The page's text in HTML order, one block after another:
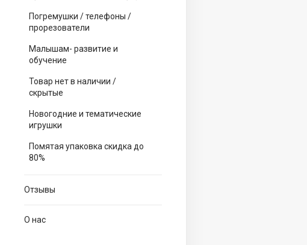
Погремушки / телефоны /
прорезователи
Малышам- развитие и
обучение
Товар нет в наличии /
скрытые
Новогодние и тематические
игрушки
Помятая упаковка скидка до
80%
Отзывы
О нас